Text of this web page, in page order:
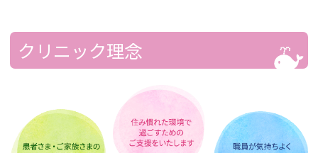
丁寧な診療を心がけております。
ご相談ください。
当院における認知症のサポートにつきま
して
クリニック理念